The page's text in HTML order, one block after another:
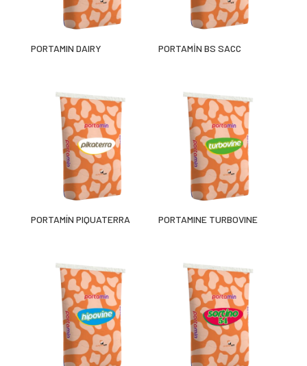
PORTAMIN DAIRY PORTAMİN BS SACC
PORTAMÍN PIQUATERRA PORTAMINE TURBOVINE